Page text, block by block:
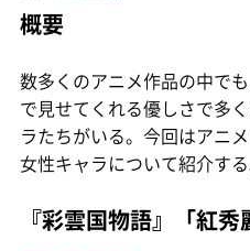
概要
数多くのアニメ作品の中で
で見せてくれる優しさで多
ラたちがいる。今回はアニ
女性キャラについて紹介する
『彩雲国物語』「紅秀